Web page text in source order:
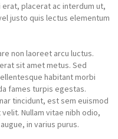
erat, placerat ac interdum ut,
justo quis lectus elementum
non laoreet arcu luctus.
sit amet metus. Sed
habitant morbi
fames turpis egestas.
tincidunt, est sem euismod
Nullam vitae nibh odio,
in varius purus.